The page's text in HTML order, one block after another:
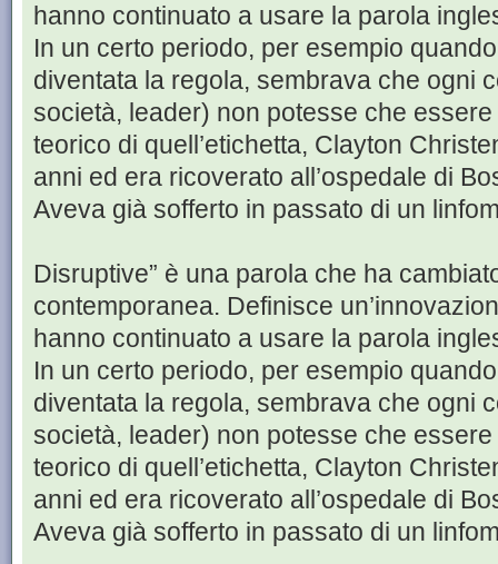
hanno continuato a usare la parola
In un certo periodo, per esempio
diventata la regola, sembrava che ogni
società, leader) non potesse che essere
teorico di quell’etichetta, Clayton
anni ed era ricoverato all’ospedale di
Aveva già sofferto in passato di un
Disruptive” è una parola che ha
contemporanea. Definisce
hanno continuato a usare la parola
In un certo periodo, per esempio
diventata la regola, sembrava che ogni
società, leader) non potesse che essere
teorico di quell’etichetta, Clayton
anni ed era ricoverato all’ospedale di
Aveva già sofferto in passato di un